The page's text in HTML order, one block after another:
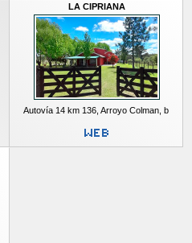
LA CIPRIANA
Autovía 14 km 136, Arroyo Colman, b